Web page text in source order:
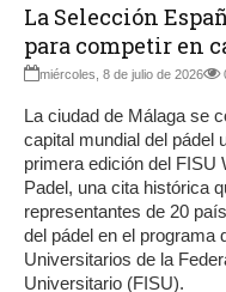
La Selección
para competir en
miércoles, 8 de julio de 2026
La ciudad de Málaga se
capital mundial del pádel
primera edición del FISU
Padel, una cita histórica
representantes de 20
del pádel en el programa
Universitarios de la
Universitario (FISU).